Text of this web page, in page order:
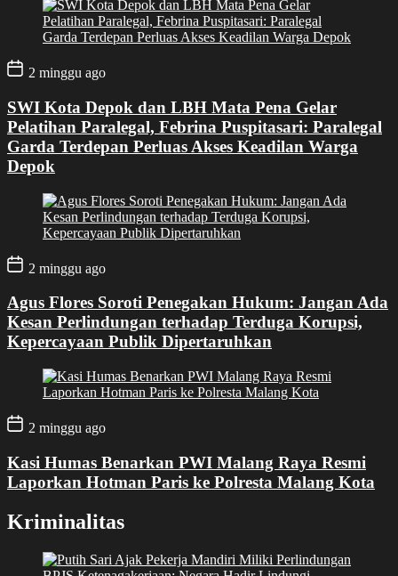
2 minggu ago
SWI Kota Depok dan LBH Mata Pena Gelar
Pelatihan Paralegal, Febrina Puspitasari: Paralegal
Garda Terdepan Perluas Akses Keadilan Warga
Depok
2 minggu ago
Agus Flores Soroti Penegakan Hukum: Jangan Ada
Kesan Perlindungan terhadap Terduga Korupsi,
Kepercayaan Publik Dipertaruhkan
2 minggu ago
Kasi Humas Benarkan PWI Malang Raya Resmi
Laporkan Hotman Paris ke Polresta Malang Kota
Kriminalitas